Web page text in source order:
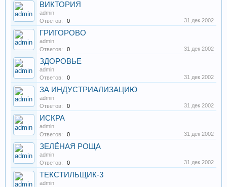
ВИКТОРИЯ
admin
Ответов:
0 31 дек 2002
ГРИГОРОВО
admin
Ответов:
0 31 дек 2002
ЗДОРОВЬЕ
admin
Ответов:
0 31 дек 2002
ЗА ИНДУСТРИАЛИЗАЦИЮ
admin
Ответов:
0 31 дек 2002
ИСКРА
admin
Ответов:
0 31 дек 2002
ЗЕЛЁНАЯ РОЩА
admin
Ответов:
0 31 дек 2002
ТЕКСТИЛЬЩИК-3
admin